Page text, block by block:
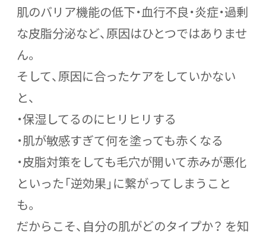
肌のバリア機能の低下・血行不良・炎症・過剰
な皮脂分泌など、原因はひとつではありませ
ん。
そして、原因に合ったケアをしていかない
と、
・保湿してるのにヒリヒリする
・肌が敏感すぎて何を塗っても赤くなる
・皮脂対策をしても毛穴が開いて赤みが悪化
といった「逆効果」に繋がってしまうこと
も。
だからこそ、自分の肌がどのタイプか？ を知